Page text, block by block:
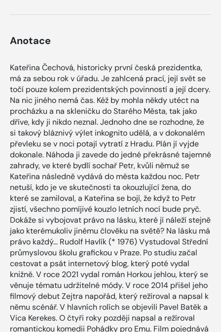
Anotace
Kateřina Čechová, historicky první česká prezidentka,
má za sebou rok v úřadu. Je zahlcená prací, její svět se
točí pouze kolem prezidentských povinností a její dcery.
Na nic jiného nemá čas. Kéž by mohla někdy utéct na
procházku a na skleničku do Starého Města, tak jako
dříve, kdy ji nikdo neznal. Jednoho dne se rozhodne, že
si takový bláznivý výlet inkognito udělá, a v dokonalém
převleku se v noci potají vytratí z Hradu. Plán jí vyjde
dokonale. Náhoda ji zavede do jedné překrásné tajemné
zahrady, ve které bydlí sochař Petr, kvůli němuž se
Kateřina následně vydává do města každou noc. Petr
netuší, kdo je ve skutečnosti ta okouzlující žena, do
které se zamiloval, a Kateřina se bojí, že když to Petr
zjistí, všechno pomíjivé kouzlo letních nocí bude pryč.
Dokáže si vybojovat právo na lásku, které jí náleží stejně
jako kterémukoliv jinému člověku na světě? Na lásku má
právo každý… Rudolf Havlík (* 1976) Vystudoval Střední
průmyslovou školu grafickou v Praze. Po studiu začal
cestovat a psát internetový blog, který poté vydal
knižně. V roce 2021 vydal román Horkou jehlou, který se
věnuje tématu udržitelné módy. V roce 2014 přišel jeho
filmový debut Zejtra napořád, který režíroval a napsal k
němu scénář. V hlavních rolích se objevili Pavel Batěk a
Vica Kerekes. O čtyři roky později napsal a režíroval
romantickou komedii Pohádky pro Emu. Film pojednává